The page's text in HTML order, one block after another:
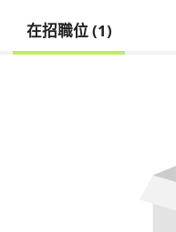
在招職位 (1)